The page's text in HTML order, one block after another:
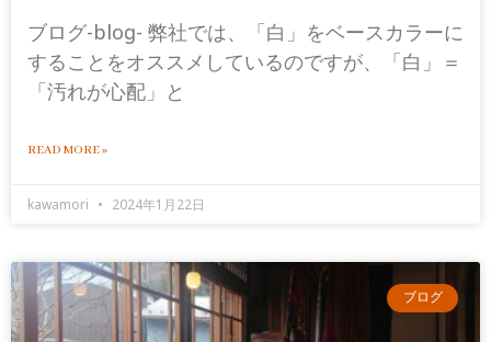
ブログ-blog- 弊社では、「白」をベースカラーに
することをオススメしているのですが、「白」＝
「汚れが心配」と
READ MORE »
kawamori 2024年1月22日
ブログ